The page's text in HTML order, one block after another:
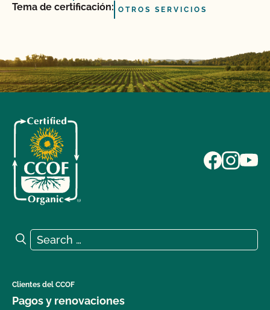
Tema de certificación: OTROS SERVICIOS
Search for:
Search
Clientes del CCOF
Pagos y renovaciones